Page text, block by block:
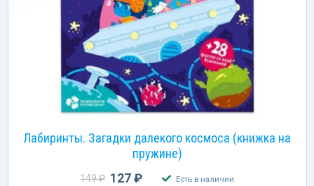
Лабиринты. Загадки далекого космоса (книжка на
пружине)
149 ₽ 127 ₽ Есть в наличии